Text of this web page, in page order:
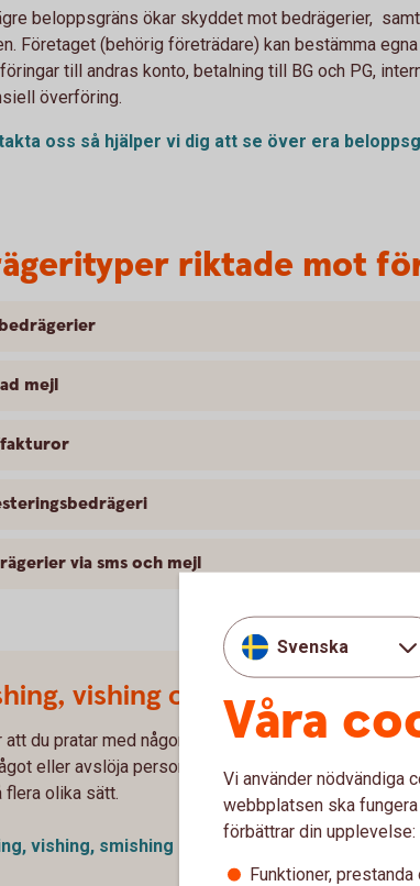
beloppsgräns ökar skyddet mot bedrägerier,
Företaget (behörig företrädare) kan bestämma
till andras konto, betalning till BG och PG,
överföring.
oss så hjälper vi dig att se över era
riktade mot
mejl
via sms och mejl
vishing och smishing
att du pratar med någon du känner eller ett välkänt
eller avslöja personlig information. Detta kallas för
flera olika sätt.
vishing, smishing
Svenska
Våra
Vi använder nödvändiga
webbplatsen ska
förbättrar din upplevelse:
Funktioner,